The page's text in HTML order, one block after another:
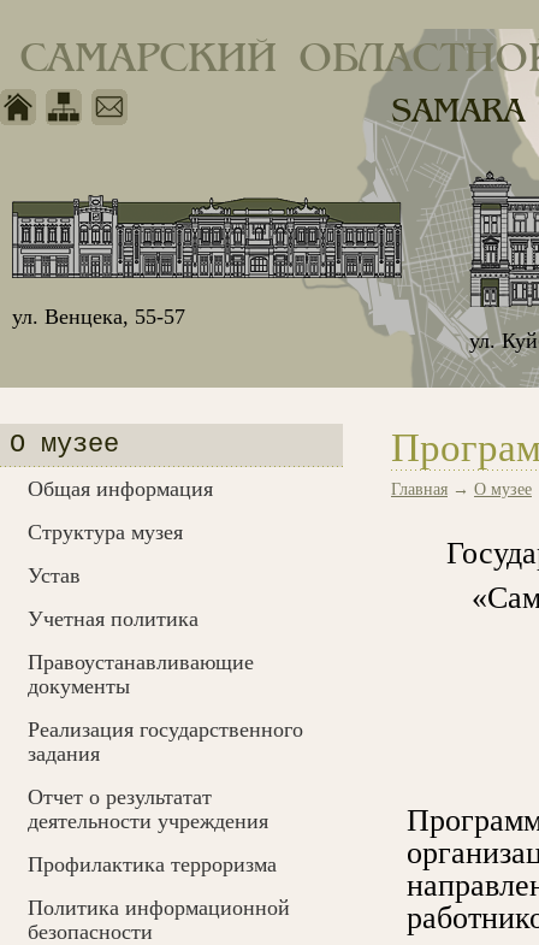
САМАРСКИЙ
ул.
ул. Венцека, 55-57
О музее
Общая информация
Структура музея
Устав
Учетная политика
Правоустанавливающие
документы
Реализация государственного
задания
Отчет о результатат
деятельности учреждения
Профилактика терроризма
Политика информационной
безопасности
Главная → О музее